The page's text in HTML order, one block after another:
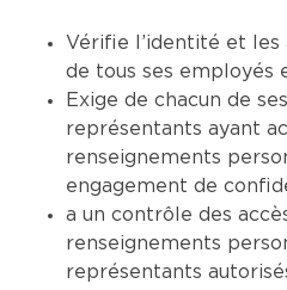
Vérifie l’identité et les
de tous ses employés
Exige de chacun de
représentants ayant
renseignements
engagement de
a un contrôle des
renseignements
représentants